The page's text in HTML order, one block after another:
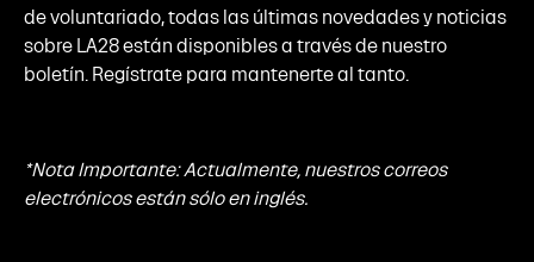
de voluntariado, todas las últimas novedades y noticias
sobre LA28 están disponibles a través de nuestro
boletín. Regístrate para mantenerte al tanto.
*Nota Importante: Actualmente, nuestros correos
electrónicos están sólo en inglés.